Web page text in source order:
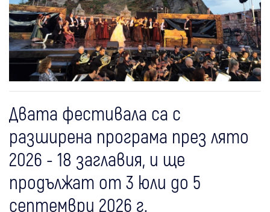
Двата фестивала са с
разширена програма през лято
2026 - 18 заглавия, и ще
продължат от 3 юли до 5
септември 2026 г.